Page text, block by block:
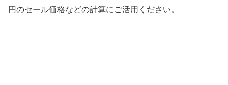
円のセール価格などの計算にご活用ください。